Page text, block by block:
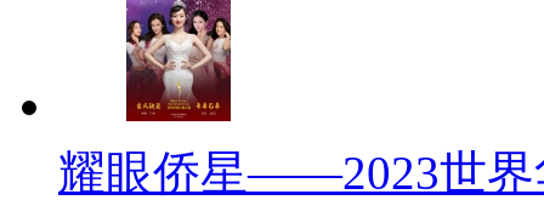
耀眼侨星——2023世界